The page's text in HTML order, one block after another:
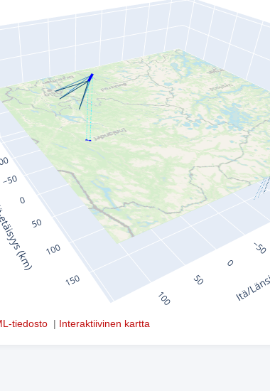
tiedosto | Interaktiivinen kartta